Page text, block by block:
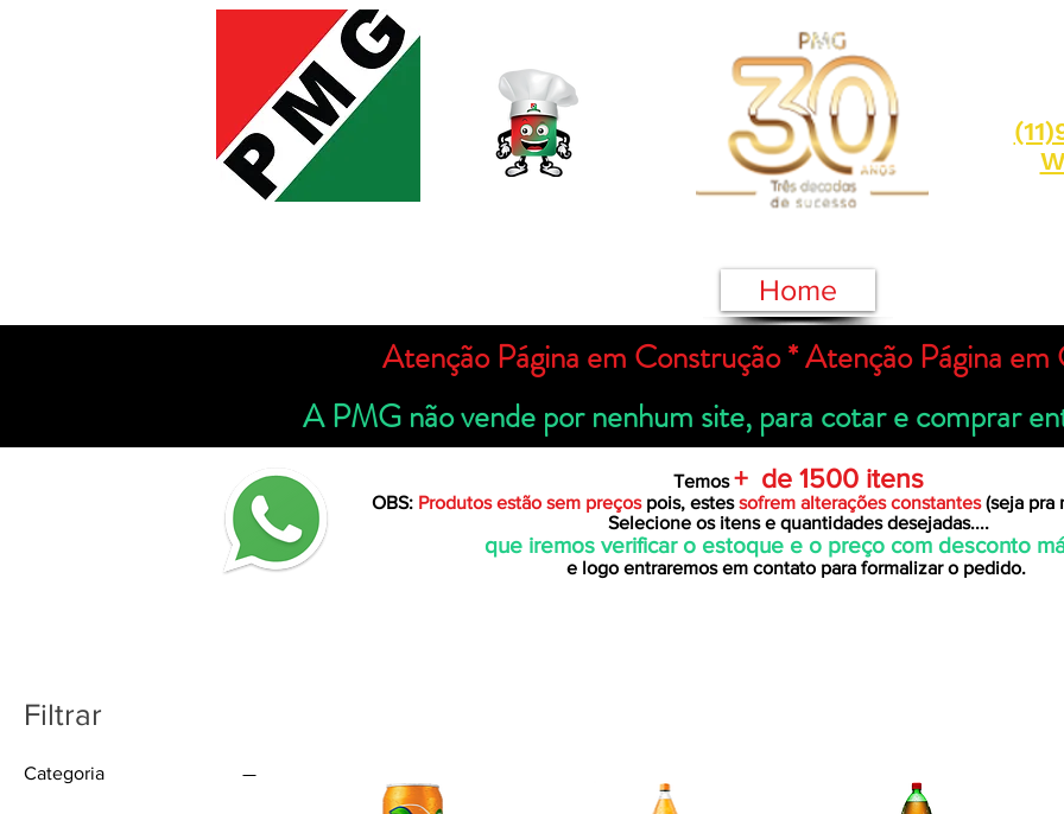
Home
Atenção Página em Construção * Atenção Página em
A PMG não vende por nenhum site, para cotar e comprar
Temos+ de 1500 itens
OBS: Produtos estão sem preçospois, estessofrem alterações constantes(seja pra
Selecione os itens e quantidades desejadas....
que iremos verificar o estoque e o preço com desconto
e logo entraremos em contato para formalizar o pedido.
Filtrar
Categoria